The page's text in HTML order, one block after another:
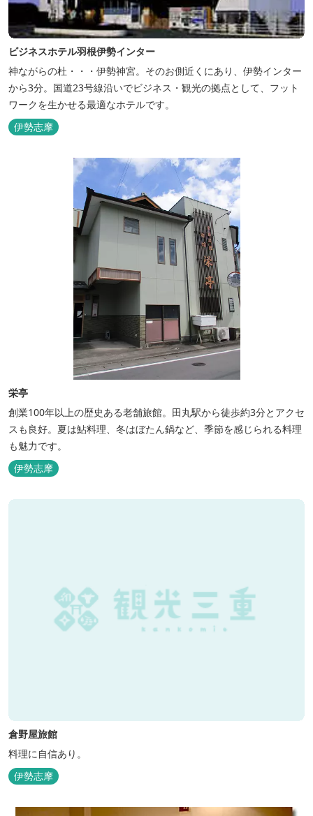
ビジネスホテル羽根伊勢インター
神ながらの杜・・・伊勢神宮。そのお側近くにあり、伊勢インター
から3分。国道23号線沿いでビジネス・観光の拠点として、フット
ワークを生かせる最適なホテルです。
伊勢志摩
栄亭
創業100年以上の歴史ある老舗旅館。田丸駅から徒歩約3分とアクセ
スも良好。夏は鮎料理、冬はぼたん鍋など、季節を感じられる料理
も魅力です。
伊勢志摩
倉野屋旅館
料理に自信あり。
伊勢志摩